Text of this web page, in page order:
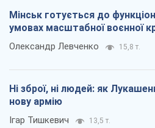
Мінськ готується до
умовах масштабної воєнної
Олександр Левченко 15,8 т.
Ні зброї, ні людей: як
нову армію
Ігар Тишкевич 13,5 т.